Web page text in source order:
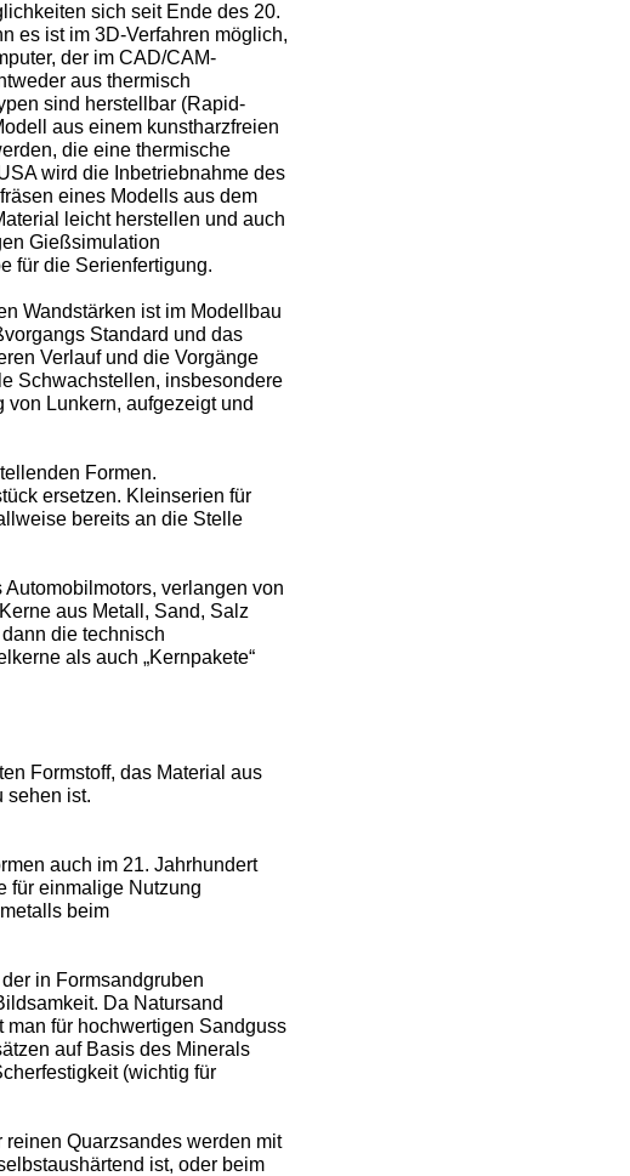
sich seit Ende des 20.
es ist im 3D-Verfahren möglich,
der im CAD/CAM-
aus thermisch
sind herstellbar (Rapid-
aus einem kunstharzfreien
die eine thermische
wird die Inbetriebnahme des
eines Modells aus dem
leicht herstellen und auch
Gießsimulation
für die Serienfertigung.
Wandstärken ist im Modellbau
Standard und das
Verlauf und die Vorgänge
Schwachstellen, insbesondere
Lunkern, aufgezeigt und
Formen.
ersetzen. Kleinserien für
bereits an die Stelle
verlangen von
aus Metall, Sand, Salz
die technisch
als auch „Kernpakete“
Formstoff, das Material aus
sehen ist.
auch im 21. Jahrhundert
für einmalige Nutzung
beim
in Formsandgruben
Da Natursand
für hochwertigen Sandguss
auf Basis des Minerals
(wichtig für
Quarzsandes werden mit
ist, oder beim